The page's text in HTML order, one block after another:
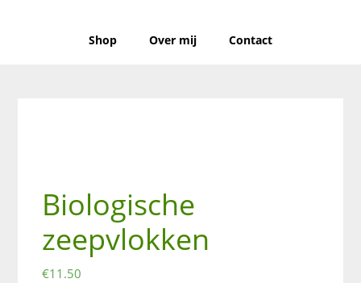
Shop Over mij Contact
Biologische
zeepvlokken
€11.50